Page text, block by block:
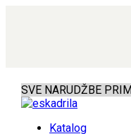
SVE NARUDŽBE
Katalog